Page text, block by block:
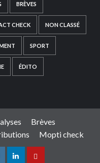
BRÈVES
CHECK NON CLASSÉ
SPORT
ÉDITO
Brèves
Mopti check